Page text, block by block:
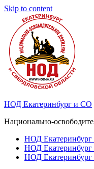
Skip to content
НОД Екатеринбург и СО
Национально-
НОД
НОД
НОД